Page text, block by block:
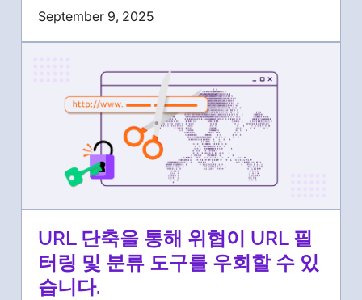
September 9, 2025
URL 단축을 통해 위협이 URL 필
터링 및 분류 도구를 우회할 수 있
습니다.